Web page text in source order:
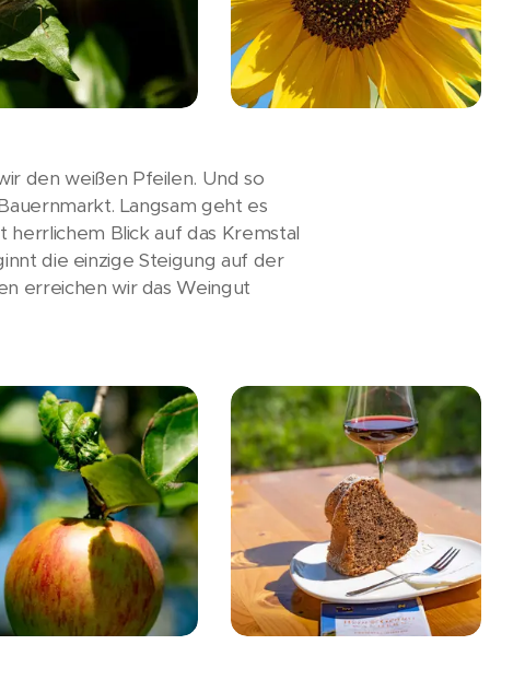
den weißen Pfeilen. Und so
Langsam geht es
Blick auf das Kremstal
die einzige Steigung auf der
erreichen wir das Weingut